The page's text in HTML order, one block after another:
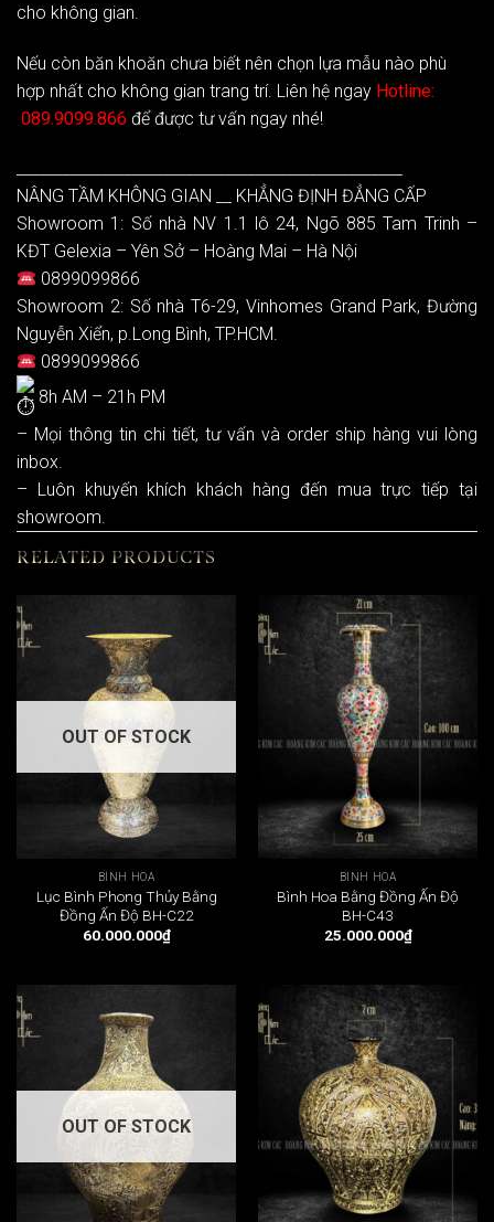
cho không gian.
Nếu còn băn khoăn chưa biết nên chọn lựa mẫu nào phù
hợp nhất cho không gian trang trí. Liên hệ ngay Hotline:
089.9099.866 để được tư vấn ngay nhé!
NÂNG TẦM KHÔNG GIAN __ KHẲNG ĐỊNH ĐẲNG CẤP
Showroom 1: Số nhà NV 1.1 lô 24, Ngõ 885 Tam Trinh –
KĐT Gelexia – Yên Sở – Hoàng Mai – Hà Nội
0899099866
Showroom 2: Số nhà T6-29, Vinhomes Grand Park, Đường
Nguyễn Xiển, p.Long Bình, TP.HCM.
0899099866
8h AM – 21h PM
– Mọi thông tin chi tiết, tư vấn và order ship hàng vui lòng
inbox.
– Luôn khuyến khích khách hàng đến mua trực tiếp tại
showroom.
RELATED PRODUCTS
OUT OF STOCK
BÌNH HOA
Lục Bình Phong Thủy Bằng
Đồng Ấn Độ BH-C22
60.000.000₫
BÌNH HOA
Bình Hoa Bằng Đồng Ấn Độ
BH-C43
25.000.000₫
OUT OF STOCK